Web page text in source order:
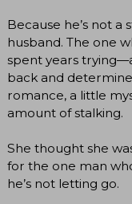
Because he’s not a
husband. The one
spent years
back and
romance, a little
amount of stalking.
She thought she
for the one man
he’s not letting go.